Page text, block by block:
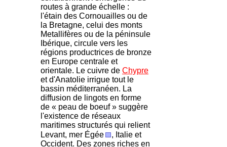
routes à grande échelle :
l'étain des Cornouailles ou de
la Bretagne, celui des monts
Metallifères ou de la péninsule
Ibérique, circule vers les
régions productrices de bronze
en Europe centrale et
orientale. Le cuivre de Chypre
et d'Anatolie irrigue tout le
bassin méditerranéen. La
diffusion de lingots en forme
de « peau de boeuf » suggère
l'existence de réseaux
maritimes structurés qui relient
Levant, mer Égée
, Italie et
Occident. Des zones riches en